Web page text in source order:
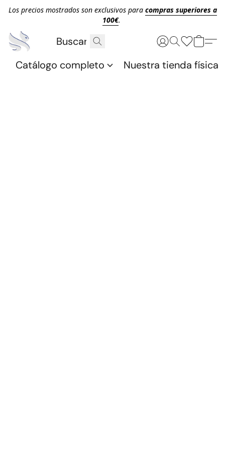
Los precios mostrados son exclusivos para compras superiores a
100€.
Catálogo completo Nuestra tienda física